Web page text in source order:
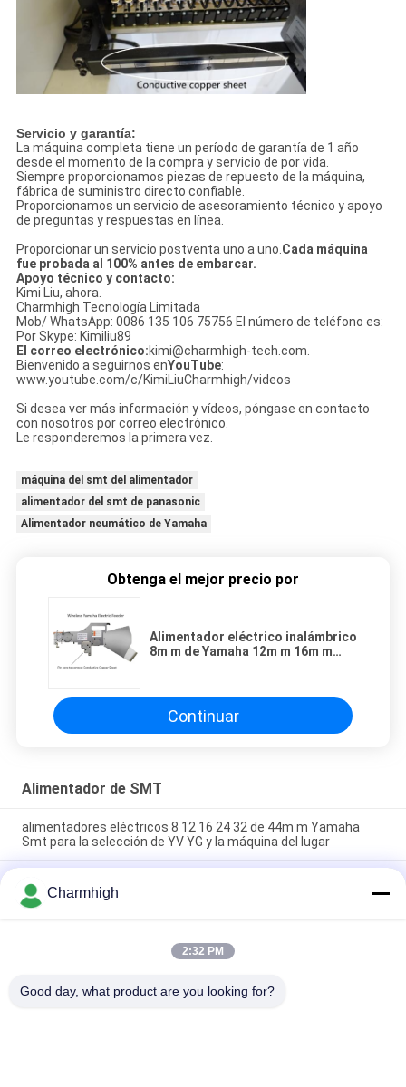
Servicio y garantía:
La máquina completa tiene un período de garantía de 1 año
desde el momento de la compra y servicio de por vida.
Siempre proporcionamos piezas de repuesto de la máquina,
fábrica de suministro directo confiable.
Proporcionamos un servicio de asesoramiento técnico y apoyo
de preguntas y respuestas en línea.
Proporcionar un servicio postventa uno a uno. Cada máquina
fue probada al 100% antes de embarcar.
Apoyo técnico y contacto:
Kimi Liu, ahora.
Charmhigh Tecnología Limitada
Mob/ WhatsApp: 0086 135 106 75756 El número de teléfono es:
Por Skype: Kimiliu89
El correo electrónico:kimi@charmhigh-tech.com.
Bienvenido a seguirnos enYouTube:
www.youtube.com/c/KimiLiuCharmhigh/videos
Si desea ver más información y vídeos, póngase en contacto
con nosotros por correo electrónico.
Le responderemos la primera vez.
máquina del smt del alimentador
alimentador del smt de panasonic
Alimentador neumático de Yamaha
Obtenga el mejor precio por
Alimentador eléctrico inalámbrico
8m m de Yamaha 12m m 16m m
Charmhigh SMT
Continuar
Alimentador de SMT
alimentadores eléctricos 8 12 16 24 32 de 44m m Yamaha
Smt para la selección de YV YG y la máquina del lugar
selección y la máquina del lugar, máquina de DIY de Charmhigh
SMT
Alimentador eléctrico 8/12/16/24m m de Fuji NXT SMT para la
selección 863 de Charmhigh CHM-860 861 y la máquina del
Charmhigh
2:32 PM
Good day, what product are you looking for?